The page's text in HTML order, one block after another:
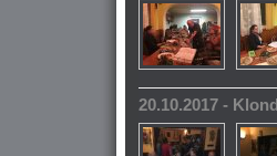
20.10.2017 -